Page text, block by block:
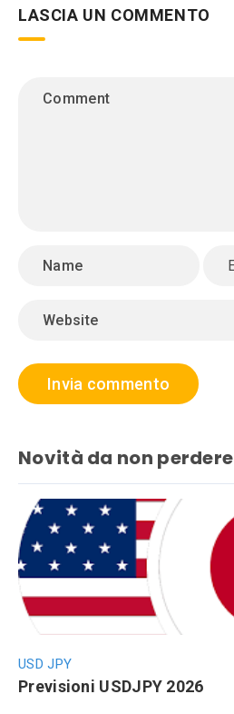
LASCIA UN COMMENTO
Novità da non perdere
USD JPY
Previsioni USDJPY 2026